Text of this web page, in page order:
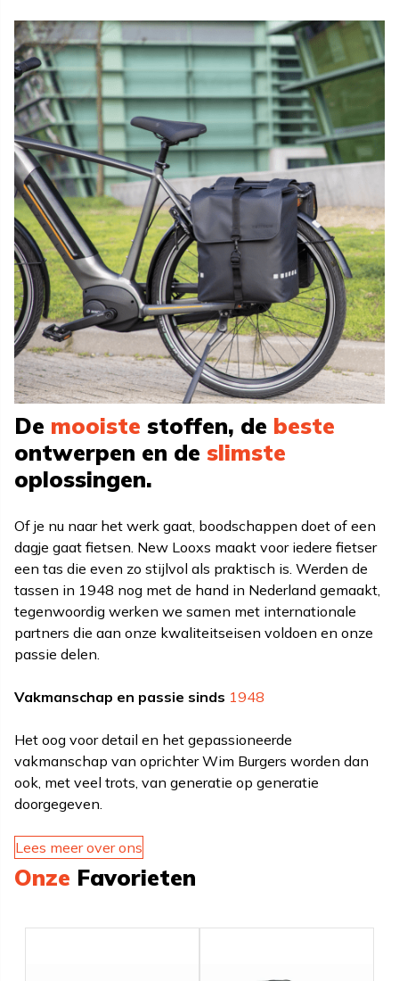
De mooiste stoffen, de beste
ontwerpen en de slimste
oplossingen.
Of je nu naar het werk gaat, boodschappen doet of een
dagje gaat fietsen. New Looxs maakt voor iedere fietser
een tas die even zo stijlvol als praktisch is. Werden de
tassen in 1948 nog met de hand in Nederland gemaakt,
tegenwoordig werken we samen met internationale
partners die aan onze kwaliteitseisen voldoen en onze
passie delen.
Vakmanschap en passie sinds 1948
Het oog voor detail en het gepassioneerde
vakmanschap van oprichter Wim Burgers worden dan
ook, met veel trots, van generatie op generatie
doorgegeven.
Lees meer over ons
Onze Favorieten